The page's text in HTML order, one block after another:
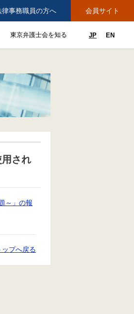
律事務職員の方へ 会員サイト
を開閉
セージのサブメニューを開閉
東京弁護士会を知る東京弁護士会を知るのサブメニ
JP EN
され
～」の報
プへ戻る